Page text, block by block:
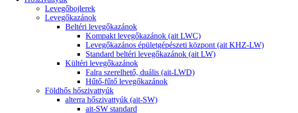
Levegőbojlerek
Levegőkazánok
Beltéri levegőkazánok
Kompakt levegőkazánok (ait LWC)
Levegőkazános épületgépészeti központ (ait KHZ-LW)
Standard beltéri levegőkazánok (ait LW)
Kültéri levegőkazánok
Falra szerelhető, duális (ait-LWD)
Hűtő-fűtő levegőkazánok
Földhős hőszivattyúk
alterra hőszivattyúk (ait-SW)
ait-SW standard